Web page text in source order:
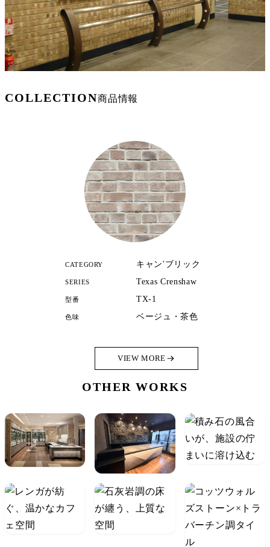
COLLECTION商品情報
CATEGORY キャン'ブリック
SERIES Texas Crenshaw
型番 TX-1
色味 ベージュ・茶色
VIEW MORE
OTHER WORKS